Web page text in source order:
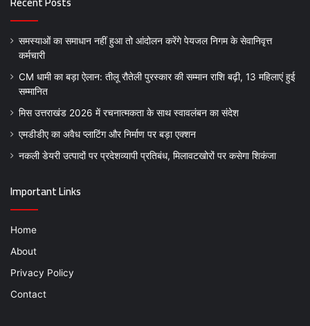
समस्याओं का समाधान नहीं हुआ तो आंदोलन करेंगे पेयजल निगम के सेवानिवृत्त
कर्मचारी
CM धामी का बड़ा ऐलान: तीलू रौतेली पुरस्कार की सम्मान राशि बढ़ी, 13 महिलाएं हुई
सम्मानित
मिस उत्तराखंड 2026 में रचनात्मकता के साथ स्वावलंबन का संदेश
एमडीडीए का अवैध प्लाटिंग और निर्माण पर बड़ा एक्शन
नकली डेयरी उत्पादों पर प्रदेशव्यापी प्रतिबंध, मिलावटखोरों पर कसेगा शिकंजा
Important Links
Home
About
Privacy Policy
Contact